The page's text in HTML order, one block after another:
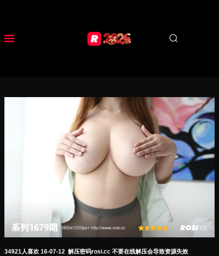
34921人喜欢 16-07-12 解压密码rosi.cc 不要在线解压会导致资源失效